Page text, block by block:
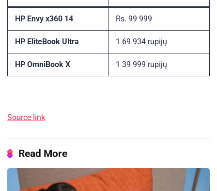
HP Envy x360 14 Rs. 99 999
HP EliteBook Ultra 1 69 934 rupijų
HP OmniBook X 1 39 999 rupijų
Source link
Read More